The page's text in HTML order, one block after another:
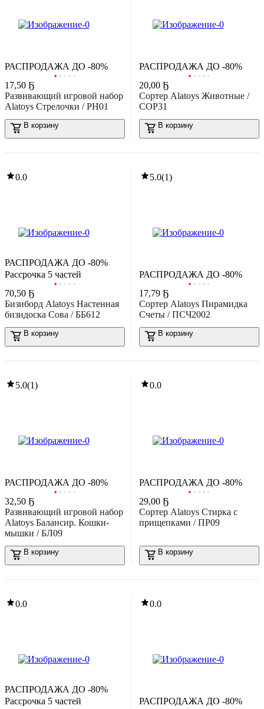
74 Ҕ11,47 Ҕ
игровой набор Baby Toys Тройной зигзаг. Зверята /
В корзину
0.0
,59 Ҕ73,73 Ҕ
Zabiaka Игровой центр для малышей / 10780068
В корзину
0.0
Полесье Гантелька / 61836
игровой набор Zabiaka Наша семья / 7587635
В корзину
РАСПРОДАЖА ДО -80%
17,50 Ҕ
Развивающий игровой набор
Alatoys Стрелочки / РН01
В корзину
РАСПРОДАЖА ДО -80%
20,00 Ҕ
Сортер Alatoys Животные /
СОР31
В корзину
0.0
Рассрочка 5 частей
РАСПРОДАЖА ДО -80%
70,50 Ҕ
Бизиборд Alatoys Настенная
бизидоска Сова / ББ612
В корзину
5.0(1)
РАСПРОДАЖА ДО -80%
17,79 Ҕ
Сортер Alatoys Пирамидка
Счеты / ПСЧ2002
В корзину
5.0(1)
РАСПРОДАЖА ДО -80%
32,50 Ҕ
Развивающий игровой набор
Alatoys Балансир. Кошки-
мышки / БЛ09
В корзину
0.0
РАСПРОДАЖА ДО -80%
29,00 Ҕ
Сортер Alatoys Стирка с
прищепками / ПР09
В корзину
0.0
Рассрочка 5 частей
РАСПРОДАЖА ДО -80%
0.0
РАСПРОДАЖА ДО -80%